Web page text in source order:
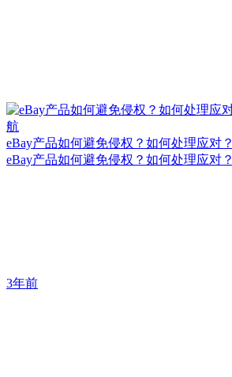
eBay产品如何避免侵权？如何处理应对？
eBay产品如何避免侵权？如何处理应对？
3年前